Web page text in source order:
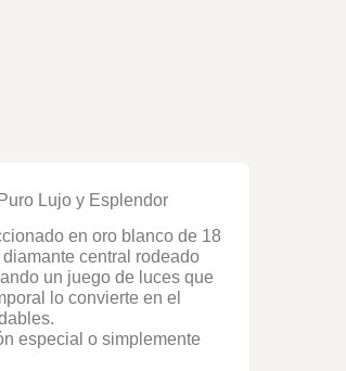
Lujo y Esplendor
en oro blanco de 18
central rodeado
un juego de luces que
lo convierte en el
especial o simplemente